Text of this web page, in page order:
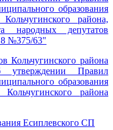
образования
района,
народных депутатов
№375/63"
Кольчугинского района
Правил
образования
района
Есиплевского СП